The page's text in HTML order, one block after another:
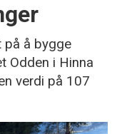
på å bygge
Odden i Hinna
verdi på 107